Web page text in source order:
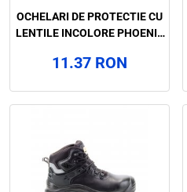
OCHELARI DE PROTECTIE CU
LENTILE INCOLORE PHOENIX
11.37 RON